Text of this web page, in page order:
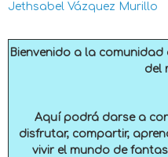
Jethsabel Vázquez Murillo
Bienvenido a la
del
Aquí podrá darse a
disfrutar, compartir,
vivir el mundo de